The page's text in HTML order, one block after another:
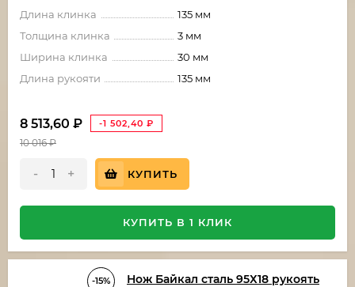
Длина клинка
135 мм
Толщина клинка
3 мм
Ширина клинка
30 мм
Длина рукояти
135 мм
8 513,60 ₽ -1 502,40 ₽
10 016₽
- + КУПИТЬ
КУПИТЬ В 1 КЛИК
-15%
Нож Байкал сталь 95Х18 рукоять